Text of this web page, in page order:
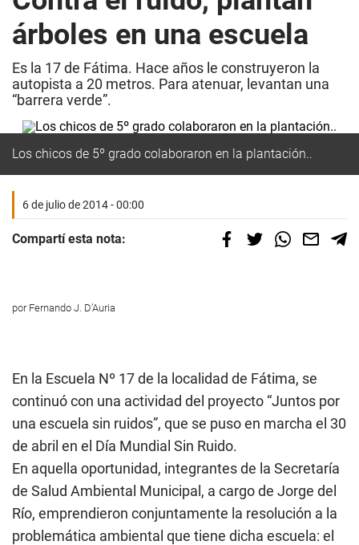
árboles en una escuela
Es la 17 de Fátima. Hace años le construyeron la
autopista a 20 metros. Para atenuar, levantan una
“barrera verde”.
Los chicos de 5º grado colaboraron en la plantación..
6 de julio de 2014 - 00:00
Compartí esta nota:
por Fernando J. D’Auria
En la Escuela Nº 17 de la localidad de Fátima, se
continuó con una actividad del proyecto “Juntos por
una escuela sin ruidos”, que se puso en marcha el 30
de abril en el Día Mundial Sin Ruido.
En aquella oportunidad, integrantes de la Secretaría
de Salud Ambiental Municipal, a cargo de Jorge del
Río, emprendieron conjuntamente la resolución a la
problemática ambiental que tiene dicha escuela: el